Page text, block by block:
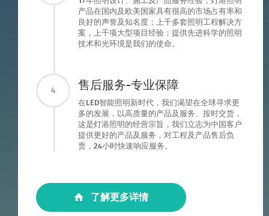
产品在国内及欧美国家具有很高的市场占有率和
良好的声誉及知名度；上千多套照明工程解决方
案，上千项大型项目经验；提供先进科学的照明
技术和光环境是我们的使命。
4 售后服务-专业保障
在LED智能照明新时代，我们渴望在全球寻求更
多的发展，以高质量的产品及服务、按时交货，
这是灯港照明的经营宗旨，我们立志为中国客户
提供更好的产品及服务，对工程及产品售后负
责，24小时快速响应服务。
了解更多详情